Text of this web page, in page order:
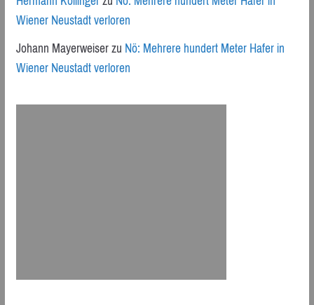
Wiener Neustadt verloren
Johann MayerweiserzuNö: Mehrere hundert Meter Hafer in
Wiener Neustadt verloren